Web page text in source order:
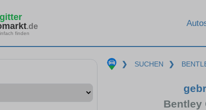
.de
finden
❯ SUCHEN ❯
Bentley